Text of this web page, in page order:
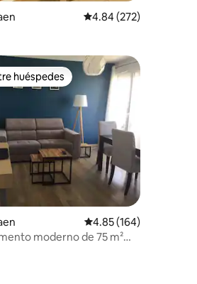
5, 144 reseñas
Calificación promedio:
4.84 (272)
5, 191 reseñas
huéspedes
huéspedes
Calificación promedio:
4.85 (164)
moderno de 75 m²